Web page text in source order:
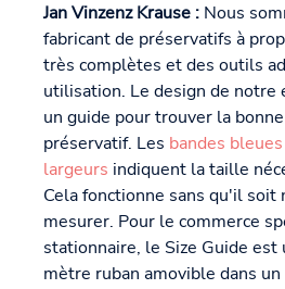
Jan Vinzenz Krause : Nous
fabricant de préservatifs à
très complètes et des outils
utilisation. Le design de notre
un guide pour trouver la
préservatif. Les bandes
largeurs indiquent la taille
Cela fonctionne sans qu'il soit
mesurer. Pour le commerce
stationnaire, le Size Guide est
mètre ruban amovible dans